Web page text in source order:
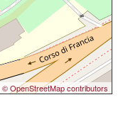
© OpenStreetMap contributors